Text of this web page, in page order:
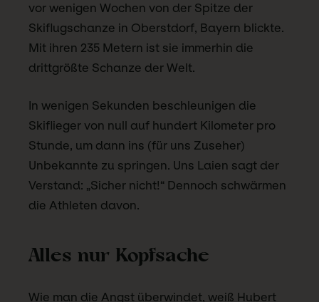
vor wenigen Wochen von der Spitze der
Skiflugschanze in Oberstdorf, Bayern blickte.
Mit ihren 235 Metern ist sie immerhin die
drittgrößte Schanze der Welt.
In wenigen Sekunden beschleunigen die
Skiflieger von null auf hundert Kilometer pro
Stunde, um dann ins (für uns Zuseher)
Unbekannte zu springen. Uns Laien sagt der
Verstand: „Sicher nicht!“ Dennoch schwärmen
die Athleten davon.
Alles nur Kopfsache
Wie man die Angst überwindet, weiß Hubert